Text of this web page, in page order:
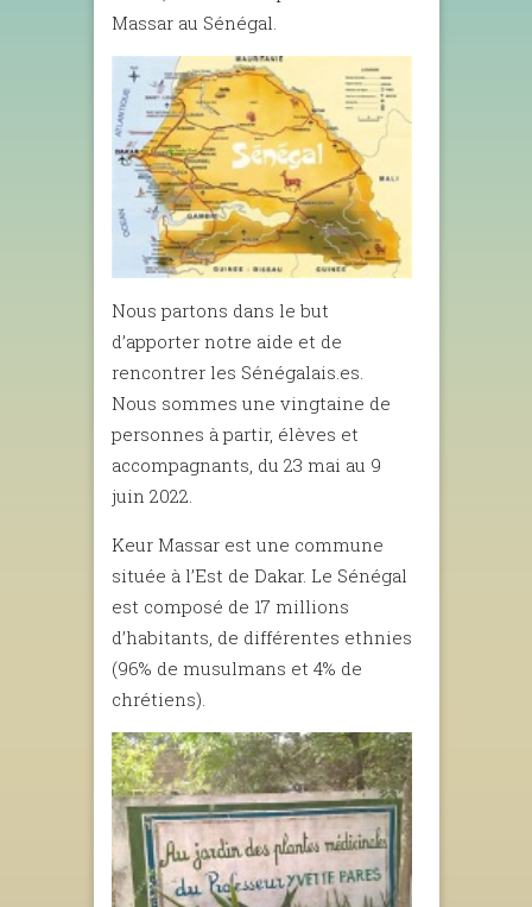
Massar au Sénégal.
Nous partons dans le but
d’apporter notre aide et de
rencontrer les Sénégalais.es.
Nous sommes une vingtaine de
personnes à partir, élèves et
accompagnants, du 23 mai au 9
juin 2022.
Keur Massar est une commune
située à l’Est de Dakar. Le Sénégal
est composé de 17 millions
d’habitants, de différentes ethnies
(96% de musulmans et 4% de
chrétiens).